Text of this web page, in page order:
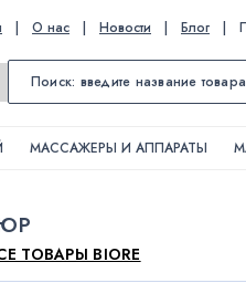
| О нас | Новости | Блог |
МАССАЖЕРЫ И АППАРАТЫ
ТОВАРЫ BIORE